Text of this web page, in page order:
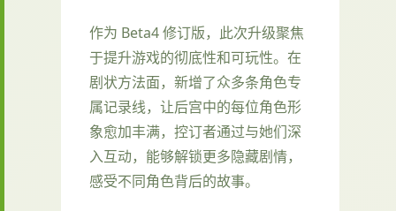
作为 Beta4 修订版，此次升级聚焦
于提升游戏的彻底性和可玩性。在
剧状方法面，新增了众多条角色专
属记录线，让后宫中的每位角色形
象愈加丰满，控订者通过与她们深
入互动，能够解锁更多隐藏剧情，
感受不同角色背后的故事。